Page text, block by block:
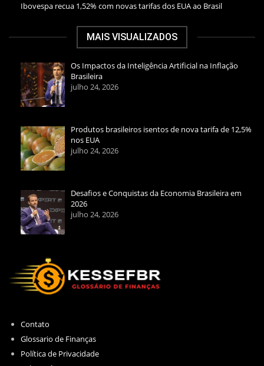
Ibovespa recua 1,52% com novas tarifas dos EUA ao Brasil
MAIS VISUALIZADOS
Os Impactos da Inteligência Artificial na Inflação
Brasileira
julho 24, 2026
Produtos brasileiros isentos de nova tarifa de 12,5%
nos EUA
julho 24, 2026
Desafios e Conquistas da Economia Brasileira em
2026
julho 24, 2026
Contato
Glossario de Finanças
Política de Privacidade